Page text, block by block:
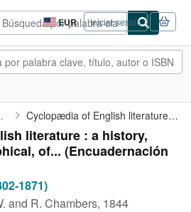
EUR
Preferencias
de
compra
del
Iniciar sesión
1871) Cyclopædia of English literature : a history, critical and ...
literature : a history,
of... (Encuadernación
1871)
and R. Chambers, 1844